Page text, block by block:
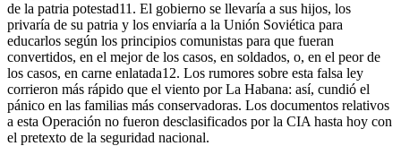
de la patria potestad11 . El gobierno se llevaría a sus hijos, los
privaría de su patria y los enviaría a la Unión Soviética para
educarlos según los principios comunistas para que fueran
convertidos, en el mejor de los casos, en soldados, o, en el peor de
los casos, en carne enlatada12. Los rumores sobre esta falsa ley
corrieron más rápido que el viento por La Habana: así, cundió el
pánico en las familias más conservadoras. Los documentos relativos
a esta Operación no fueron desclasificados por la CIA hasta hoy con
el pretexto de la seguridad nacional.